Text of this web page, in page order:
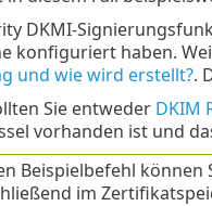
DKMI-
konfiguriert haben.
und wie wird erstellt?.
Sie entweder DKIM
vorhanden ist und
Beispielbefehl können
im